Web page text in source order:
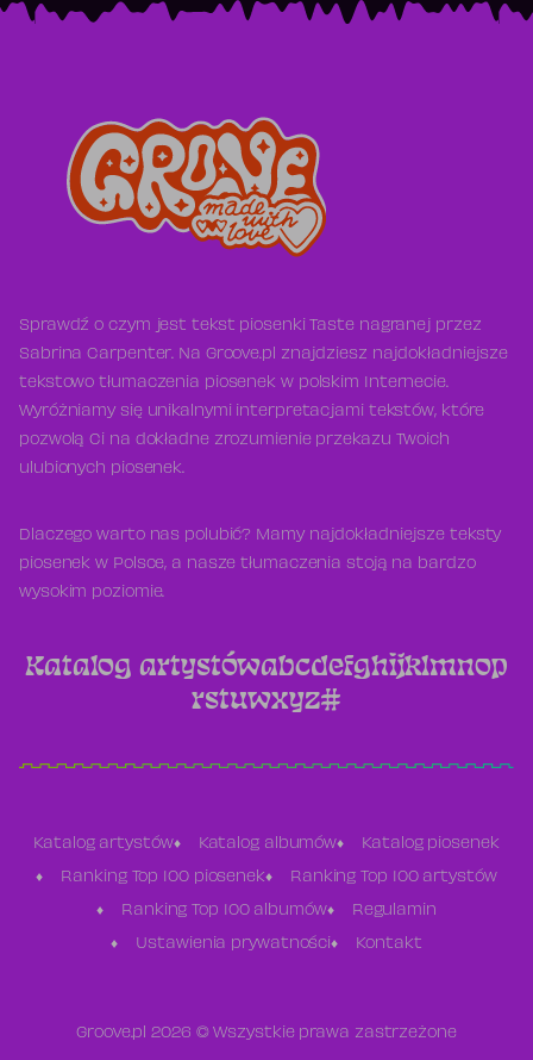
Sprawdź o czym jest tekst piosenki Taste nagranej przez
Sabrina Carpenter. Na Groove.pl znajdziesz najdokładniejsze
tekstowo tłumaczenia piosenek w polskim Internecie.
Wyróżniamy się unikalnymi interpretacjami tekstów, które
pozwolą Ci na dokładne zrozumienie przekazu Twoich
ulubionych piosenek.
Dlaczego warto nas polubić? Mamy najdokładniejsze teksty
piosenek w Polsce, a nasze tłumaczenia stoją na bardzo
wysokim poziomie.
Katalog artystówabcdefghijklmnop
rstuwxyz#
Katalog artystów Katalog albumów Katalog piosenek
Ranking Top 100 piosenek Ranking Top 100 artystów
Ranking Top 100 albumów Regulamin
Ustawienia prywatności Kontakt
Groove.pl 2026 © Wszystkie prawa zastrzeżone